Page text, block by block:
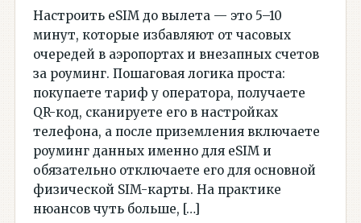
Настроить eSIM до вылета — это 5–10
минут, которые избавляют от часовых
очередей в аэропортах и внезапных счетов
за роуминг. Пошаговая логика проста:
покупаете тариф у оператора, получаете
QR-код, сканируете его в настройках
телефона, а после приземления включаете
роуминг данных именно для eSIM и
обязательно отключаете его для основной
физической SIM-карты. На практике
нюансов чуть больше, […]